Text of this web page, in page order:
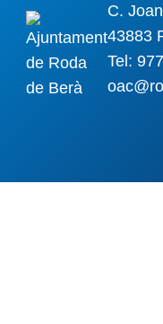
C.
43883
Tel: